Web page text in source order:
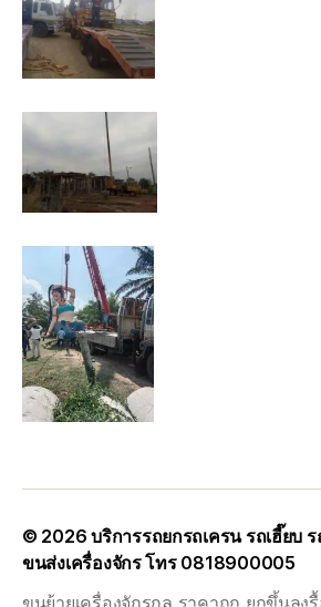
© 2026บริการรถยกรถเครน รถเฮี๊ยบ
ขนส่งเครื่องจักร โทร 0818900005
ขนย้ายเครื่องจักรกล ราคาถูก ยกขึ้นลง